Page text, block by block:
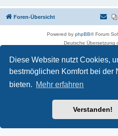
Diese Website nutzt Cookies,
bestmöglichen Komfort bei der
bieten. Mehr erfahren
Verstanden!
Foren-Übersicht
Powered by phpBB® Forum
Deutsche Übersetzung